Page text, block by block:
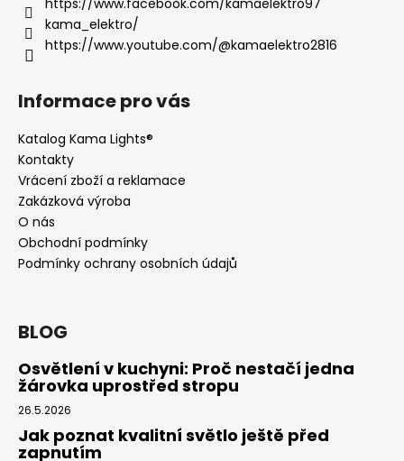
kama_elektro/
https://www.youtube.com/@kamaelektro2816
Informace pro vás
Katalog Kama Lights®
Kontakty
Vrácení zboží a reklamace
Zakázková výroba
O nás
Obchodní podmínky
Podmínky ochrany osobních údajů
BLOG
Osvětlení v kuchyni: Proč nestačí jedna
žárovka uprostřed stropu
26.5.2026
Jak poznat kvalitní světlo ještě před
zapnutím